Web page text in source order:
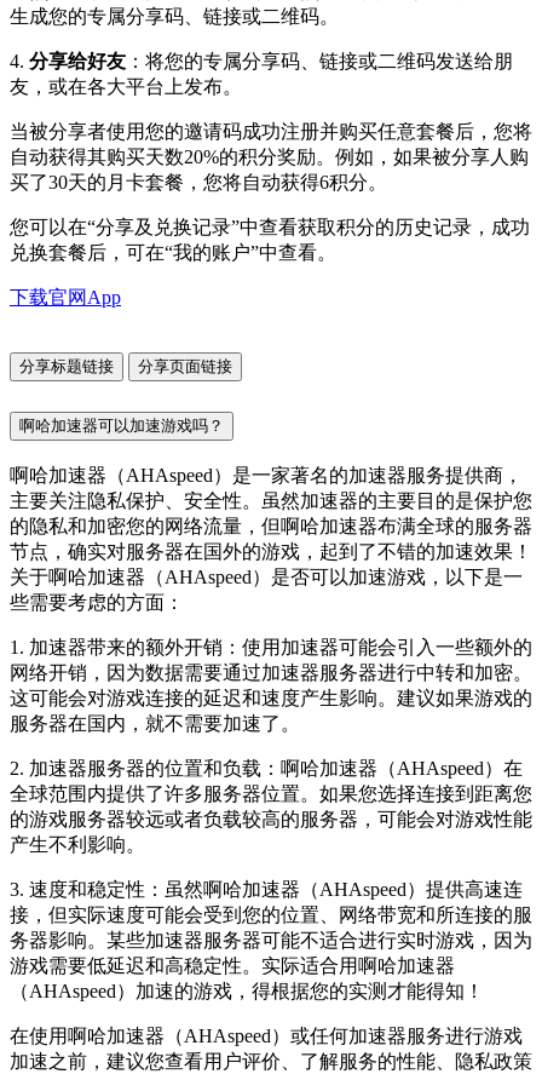
生成您的专属分享码、链接或二维码。
4. 分享给好友 ：将您的专属分享码、链接或二维码发送给朋
友，或在各大平台上发布。
当被分享者使用您的邀请码成功注册并购买任意套餐后，您将
自动获得其购买天数20%的积分奖励。例如，如果被分享人购
买了30天的月卡套餐，您将自动获得6积分。
您可以在“分享及兑换记录”中查看获取积分的历史记录，成功
兑换套餐后，可在“我的账户”中查看。
下载官网App
分享标题链接 分享页面链接
啊哈加速器可以加速游戏吗？
啊哈加速器（AHAspeed）是一家著名的加速器服务提供商，
主要关注隐私保护、安全性。虽然加速器的主要目的是保护您
的隐私和加密您的网络流量，但啊哈加速器布满全球的服务器
节点，确实对服务器在国外的游戏，起到了不错的加速效果！
关于啊哈加速器（AHAspeed）是否可以加速游戏，以下是一
些需要考虑的方面：
1. 加速器带来的额外开销：使用加速器可能会引入一些额外的
网络开销，因为数据需要通过加速器服务器进行中转和加密。
这可能会对游戏连接的延迟和速度产生影响。建议如果游戏的
服务器在国内，就不需要加速了。
2. 加速器服务器的位置和负载：啊哈加速器（AHAspeed）在
全球范围内提供了许多服务器位置。如果您选择连接到距离您
的游戏服务器较远或者负载较高的服务器，可能会对游戏性能
产生不利影响。
3. 速度和稳定性：虽然啊哈加速器（AHAspeed）提供高速连
接，但实际速度可能会受到您的位置、网络带宽和所连接的服
务器影响。某些加速器服务器可能不适合进行实时游戏，因为
游戏需要低延迟和高稳定性。实际适合用啊哈加速器
（AHAspeed）加速的游戏，得根据您的实测才能得知！
在使用啊哈加速器（AHAspeed）或任何加速器服务进行游戏
加速之前，建议您查看用户评价、了解服务的性能、隐私政策